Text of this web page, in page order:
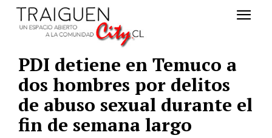
PDI detiene en Temuco a
dos hombres por delitos
de abuso sexual durante el
fin de semana largo